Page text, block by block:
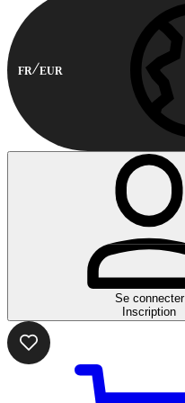
FR EUR
Se connecter
Inscription